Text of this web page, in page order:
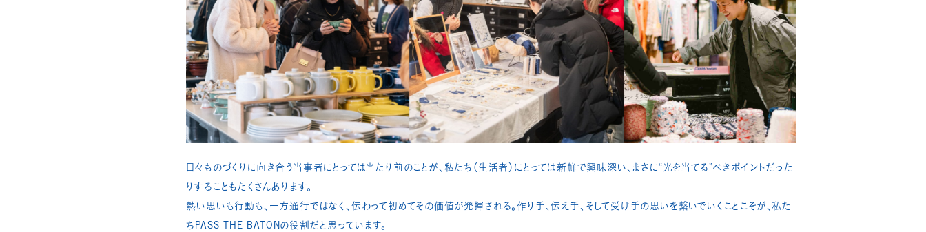
日々ものづくりに向き合う当事者にとっては当たり前のことが、私たち（生活者）にとっては新鮮で興味深い、まさに“光を当てる”べきポイントだった
りすることもたくさんあります。​
熱い思いも行動も、一方通行ではなく、伝わって初めてその価値が発揮される。作り手、伝え手、そして受け手の思いを繋いでいくことこそが、私た
ちPASS THE BATONの役割だと思っています。